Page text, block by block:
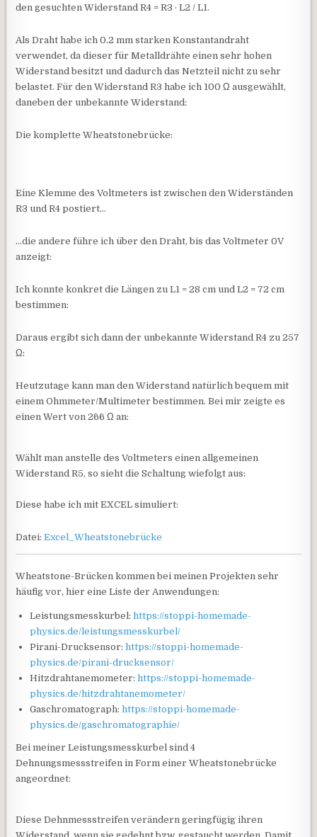
den gesuchten Widerstand R4 = R3 · L2 / L1.
Als Draht habe ich 0.2 mm starken Konstantandraht
verwendet, da dieser für Metalldrähte einen sehr hohen
Widerstand besitzt und dadurch das Netzteil nicht zu sehr
belastet. Für den Widerstand R3 habe ich 100 Ω ausgewählt,
daneben der unbekannte Widerstand:
Die komplette Wheatstonebrücke:
Eine Klemme des Voltmeters ist zwischen den Widerständen
R3 und R4 postiert…
…die andere führe ich über den Draht, bis das Voltmeter 0V
anzeigt:
Ich konnte konkret die Längen zu L1 = 28 cm und L2 = 72 cm
bestimmen:
Daraus ergibt sich dann der unbekannte Widerstand R4 zu 257
Ω:
Heutzutage kann man den Widerstand natürlich bequem mit
einem Ohmmeter/Multimeter bestimmen. Bei mir zeigte es
einen Wert von 266 Ω an:
Wählt man anstelle des Voltmeters einen allgemeinen
Widerstand R5, so sieht die Schaltung wiefolgt aus:
Diese habe ich mit EXCEL simuliert:
Datei:Excel_Wheatstonebrücke
Wheatstone-Brücken kommen bei meinen Projekten sehr
häufig vor, hier eine Liste der Anwendungen:
Leistungsmesskurbel:https://stoppi-homemade-
physics.de/leistungsmesskurbel/
Pirani-Drucksensor:https://stoppi-homemade-
physics.de/pirani-drucksensor/
Hitzdrahtanemometer:https://stoppi-homemade-
physics.de/hitzdrahtanemometer/
Gaschromatograph:https://stoppi-homemade-
physics.de/gaschromatographie/
Bei meiner Leistungsmesskurbel sind 4
Dehnungsmessstreifen in Form einer Wheatstonebrücke
angeordnet:
Diese Dehnmessstreifen verändern geringfügig ihren
Widerstand, wenn sie gedehnt bzw. gestaucht werden. Damit